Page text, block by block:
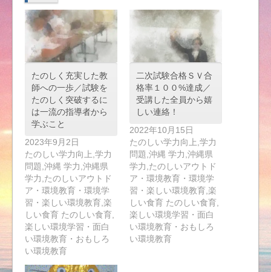
たのしく充実した教
師への一歩／試験を
たのしく突破するに
は一流の指導者から
学ぶこと
2023年9月2日
たのしい学力向上,学力
問題,沖縄 学力,沖縄県
学力,たのしいアウトド
ア・環境教育・環境学
習・楽しい環境教育,楽
しい食育 たのしい食育,
楽しい環境学習・面白
い環境教育・おもしろ
い環境教育
二次試験合格ＳＶ合
格率１００%達成／
受講した全員から嬉
しい連絡！
2022年10月15日
たのしい学力向上,学力
問題,沖縄 学力,沖縄県
学力,たのしいアウトド
ア・環境教育・環境学
習・楽しい環境教育,楽
しい食育 たのしい食育,
楽しい環境学習・面白
い環境教育・おもしろ
い環境教育